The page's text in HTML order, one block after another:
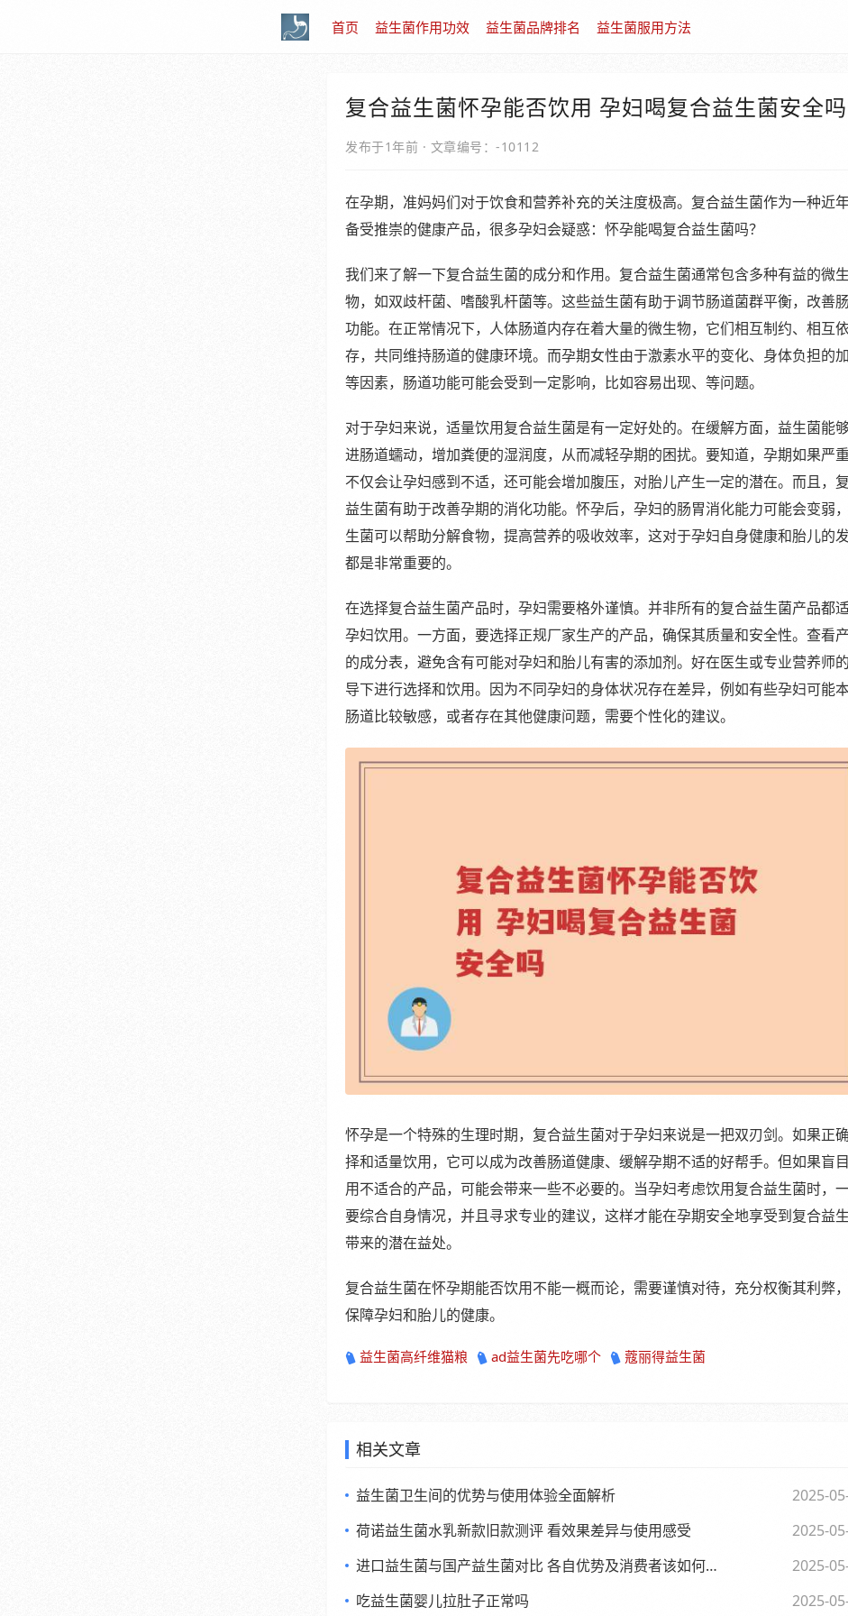
首页 益生菌作用功效 益生菌品牌排名 益生菌服用方法
复合益生菌怀孕能否饮用 孕妇喝复合益生菌安全吗
发布于1年前 · 文章编号：-10112
在孕期，准妈妈们对于饮食和营养补充的关注度极高。复合益生菌作为一种近
备受推崇的健康产品，很多孕妇会疑惑：怀孕能喝复合益生菌吗？
我们来了解一下复合益生菌的成分和作用。复合益生菌通常包含多种有益的微生
物，如双歧杆菌、嗜酸乳杆菌等。这些益生菌有助于调节肠道菌群平衡，改善
功能。在正常情况下，人体肠道内存在着大量的微生物，它们相互制约、相互依
存，共同维持肠道的健康环境。而孕期女性由于激素水平的变化、身体负担的
等因素，肠道功能可能会受到一定影响，比如容易出现、等问题。
对于孕妇来说，适量饮用复合益生菌是有一定好处的。在缓解方面，益生菌能
进肠道蠕动，增加粪便的湿润度，从而减轻孕期的困扰。要知道，孕期如果严重
不仅会让孕妇感到不适，还可能会增加腹压，对胎儿产生一定的潜在。而且，
益生菌有助于改善孕期的消化功能。怀孕后，孕妇的肠胃消化能力可能会变弱
生菌可以帮助分解食物，提高营养的吸收效率，这对于孕妇自身健康和胎儿的
都是非常重要的。
在选择复合益生菌产品时，孕妇需要格外谨慎。并非所有的复合益生菌产品都
孕妇饮用。一方面，要选择正规厂家生产的产品，确保其质量和安全性。查看
的成分表，避免含有可能对孕妇和胎儿有害的添加剂。好在医生或专业营养师
导下进行选择和饮用。因为不同孕妇的身体状况存在差异，例如有些孕妇可能
肠道比较敏感，或者存在其他健康问题，需要个性化的建议。
怀孕是一个特殊的生理时期，复合益生菌对于孕妇来说是一把双刃剑。如果正
择和适量饮用，它可以成为改善肠道健康、缓解孕期不适的好帮手。但如果盲
用不适合的产品，可能会带来一些不必要的。当孕妇考虑饮用复合益生菌时，
要综合自身情况，并且寻求专业的建议，这样才能在孕期安全地享受到复合益
带来的潜在益处。
复合益生菌在怀孕期能否饮用不能一概而论，需要谨慎对待，充分权衡其利弊
保障孕妇和胎儿的健康。
益生菌高纤维猫粮 ad益生菌先吃哪个 蔻丽得益生菌
相关文章
益生菌卫生间的优势与使用体验全面解析
2025-
荷诺益生菌水乳新款旧款测评 看效果差异与使用感受
2025-
进口益生菌与国产益生菌对比 各自优势及消费者该如何选择
2025-
吃益生菌婴儿拉肚子正常吗
2025-